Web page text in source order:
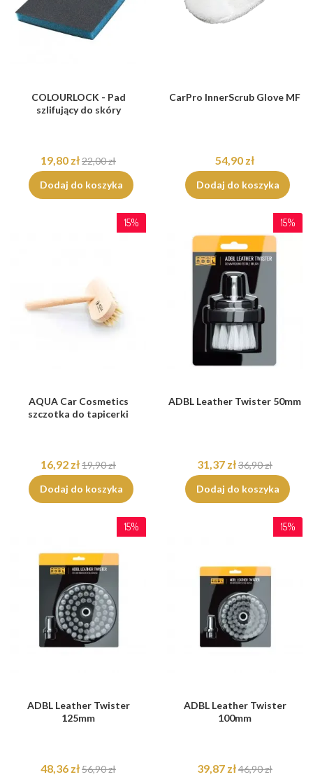
COLOURLOCK - Pad
szlifujący do skóry
19,80 zł22,00 zł
Dodaj do koszyka
CarPro InnerScrub Glove MF
54,90 zł
Dodaj do koszyka
15%
AQUA Car Cosmetics
szczotka do tapicerki
16,92 zł19,90 zł
Dodaj do koszyka
15%
ADBL Leather Twister 50mm
31,37 zł36,90 zł
Dodaj do koszyka
15%
ADBL Leather Twister
125mm
48,36 zł56,90 zł
15%
ADBL Leather Twister
100mm
39,87 zł46,90 zł